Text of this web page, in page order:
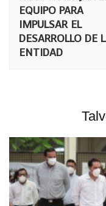
EQUIPO PARA
IMPULSAR EL
DESARROLLO DE
ENTIDAD